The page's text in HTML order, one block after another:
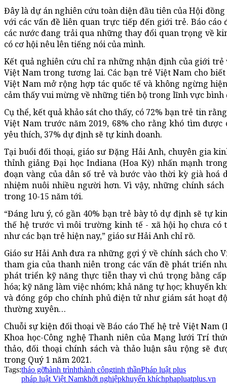
Đây là dự án nghiên cứu toàn diện đầu tiên của Hội
với các vấn đề liên quan trực tiếp đến giới trẻ. Báo
các nước đang trải qua những thay đổi quan trọng về
có cơ hội nêu lên tiếng nói của mình.
Kết quả nghiên cứu chỉ ra những nhận định của giới
Việt Nam trong tương lai. Các bạn trẻ Việt Nam cho
Việt Nam mở rộng hợp tác quốc tế và không ngừng
cảm thấy vui mừng về những tiến bộ trong lĩnh vực
Cụ thể, kết quả khảo sát cho thấy, có 72% bạn trẻ tin
Việt Nam trước năm 2019, 68% cho rằng khó tìm
yêu thích, 37% dự định sẽ tự kinh doanh.
Tại buổi đối thoại, giáo sư Đặng Hải Anh, chuyên gia
thỉnh giảng Đại học Indiana (Hoa Kỳ) nhấn mạnh
đoạn vàng của dân số trẻ và bước vào thời kỳ già hoá
nhiệm nuôi nhiều người hơn. Vì vậy, những chính
trong 10-15 năm tới.
“Đáng lưu ý, có gần 40% bạn trẻ bày tỏ dự định sẽ tự
thế hệ trước vì môi trường kinh tế - xã hội họ chưa có
như các bạn trẻ hiện nay,” giáo sư Hải Anh chỉ rõ.
Giáo sư Hải Anh đưa ra những gợi ý về chính sách cho
tham gia của thanh niên trong các vấn đề phát triển
phát triển kỹ năng thực tiễn thay vì chú trọng bằng
hóa; kỹ năng làm việc nhóm; khả năng tự học; khuyến
và đóng góp cho chính phủ điện tử như giám sát hoạt
thường xuyên…
Chuỗi sự kiện đối thoại về Báo cáo Thế hệ trẻ Việt
Khoa học-Công nghệ Thanh niên của Mạng lưới Trí
thảo, đối thoại chính sách và thảo luận sâu rộng sẽ
trong Quý 1 năm 2021.
Tags:tháo gỡhành trìnhthành côngtinh thầnPháp luật plus
pháp luật Việt Namkhởi nghiệpkhuyến khíchphapluatplus.vn